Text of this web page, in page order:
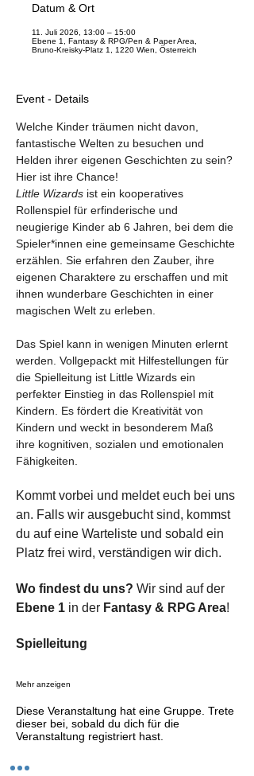
Datum & Ort
11. Juli 2026, 13:00 – 15:00
Ebene 1, Fantasy & RPG/Pen & Paper Area,
Bruno-Kreisky-Platz 1, 1220 Wien, Österreich
Event - Details
Welche Kinder träumen nicht davon,
fantastische Welten zu besuchen und
Helden ihrer eigenen Geschichten zu sein?
Hier ist ihre Chance!
Little Wizards ist ein kooperatives
Rollenspiel für erfinderische und
neugierige Kinder ab 6 Jahren, bei dem die
Spieler*innen eine gemeinsame Geschichte
erzählen. Sie erfahren den Zauber, ihre
eigenen Charaktere zu erschaffen und mit
ihnen wunderbare Geschichten in einer
magischen Welt zu erleben.
Das Spiel kann in wenigen Minuten erlernt
werden. Vollgepackt mit Hilfestellungen für
die Spielleitung ist Little Wizards ein
perfekter Einstieg in das Rollenspiel mit
Kindern. Es fördert die Kreativität von
Kindern und weckt in besonderem Maß
ihre kognitiven, sozialen und emotionalen
Fähigkeiten.
Kommt vorbei und meldet euch bei uns
an. Falls wir ausgebucht sind, kommst
du auf eine Warteliste und sobald ein
Platz frei wird, verständigen wir dich.
Wo findest du uns? Wir sind auf der
Ebene 1 in der Fantasy & RPG Area!
Spielleitung
Mehr anzeigen
Diese Veranstaltung hat eine Gruppe. Trete
dieser bei, sobald du dich für die
Veranstaltung registriert hast.